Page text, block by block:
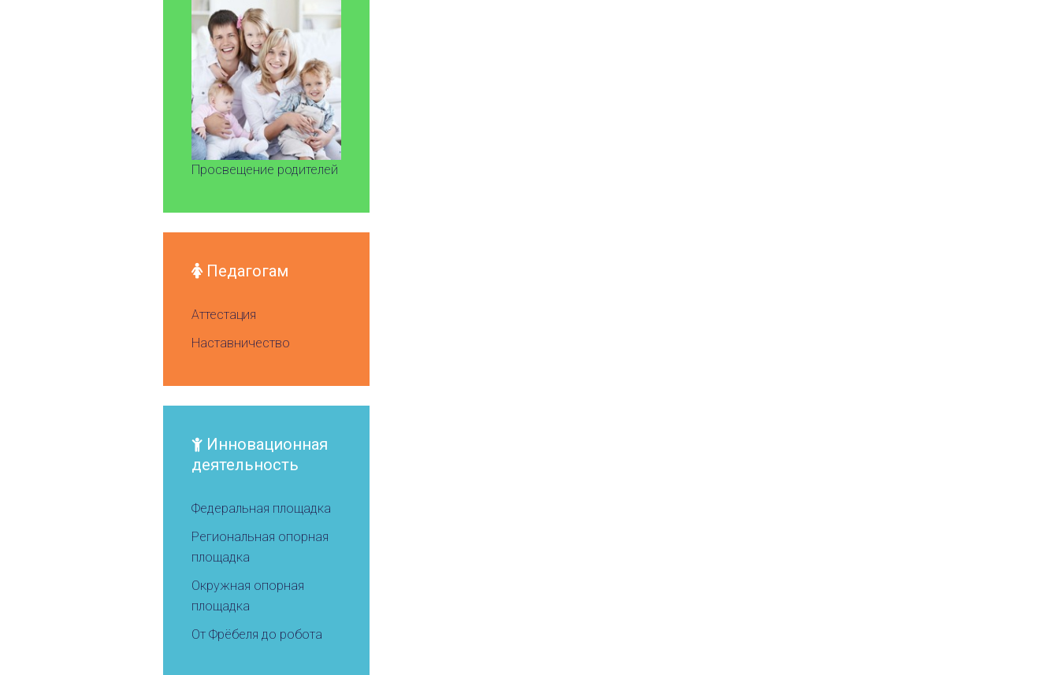
Просвещение родителей
Педагогам
Аттестация
Наставничество
Инновационная
деятельность
Федеральная площадка
Региональная опорная
площадка
Окружная опорная
площадка
От Фрёбеля до робота